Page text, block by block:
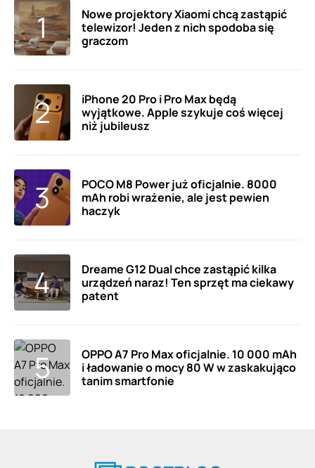
Nowe projektory Xiaomi chcą zastąpić
telewizor! Jeden z nich spodoba się
graczom
iPhone 20 Pro i Pro Max będą
wyjątkowe. Apple szykuje coś więcej
niż jubileusz
POCO M8 Power już oficjalnie. 8000
mAh robi wrażenie, ale jest pewien
haczyk
Dreame G12 Dual chce zastąpić kilka
urządzeń naraz! Ten sprzęt ma ciekawy
patent
OPPO A7 Pro Max oficjalnie. 10 000 mAh
i ładowanie o mocy 80 W w zaskakująco
tanim smartfonie